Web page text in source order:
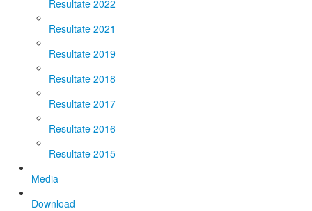
Resultate 2022
Resultate 2021
Resultate 2019
Resultate 2018
Resultate 2017
Resultate 2016
Resultate 2015
Media
Download